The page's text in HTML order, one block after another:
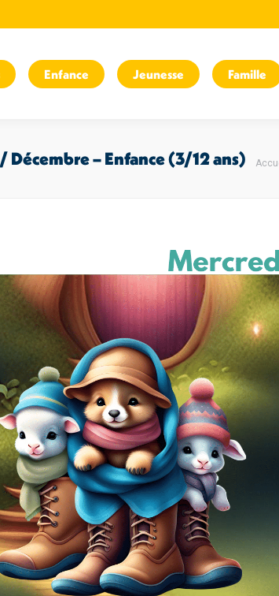
Enfance Jeunesse Famille
– Enfance (3/12 ans)